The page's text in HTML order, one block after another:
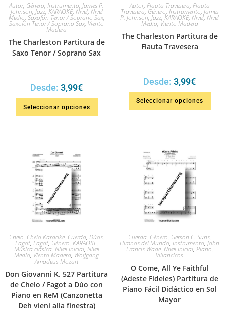
Autor, Género, Instrumento, James P.
Johnson, Jazz, KARAOKE, Nivel, Nivel
Medio, Saxofón Tenor / Soprano Sax,
Saxofón Tenor / Soprano Sax, Viento
Madera
The Charleston Partitura de
Saxo Tenor / Soprano Sax
Desde: 3,99€
Seleccionar opciones
Autor, Flauta Travesera, Flauta
Travesera, Género, Instrumento, James
P. Johnson, Jazz, KARAOKE, Nivel, Nivel
Medio, Viento Madera
The Charleston Partitura de
Flauta Travesera
Desde: 3,99€
Seleccionar opciones
Chelo, Chelo Karaoke, Cuerda, Dúos,
Fagot, Fagot, Género, KARAOKE,
Música clásica, Nivel Inicial, Nivel
Medio, Viento Madera, Wolfgang
Amadeus Mozart
Don Giovanni K. 527 Partitura
de Chelo / Fagot a Dúo con
Piano en ReM (Canzonetta
Deh vieni alla finestra)
Cuerda, Género, Gerson C. Suns,
Himnos del Mundo, Instrumento, John
Francis Wade, Nivel Inicial, Piano,
Villancicos
O Come, All Ye Faithful
(Adeste Fideles) Partitura de
Piano Fácil Didáctico en Sol
Mayor